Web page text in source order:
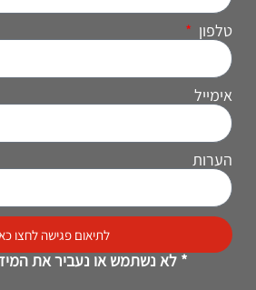
טלפון
אימייל
הערות
לתיאום פגישה לחצו
* לא נשתמש או נעביר את